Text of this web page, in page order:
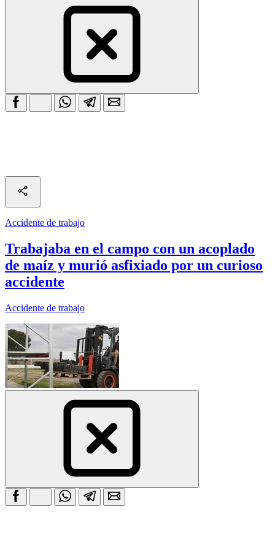
Accidente de trabajo
Trabajaba en el campo con un acoplado
de maíz y murió asfixiado por un curioso
accidente
Accidente de trabajo